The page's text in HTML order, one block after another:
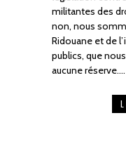
militantes des
non, nous
Ridouane et de
publics, que
aucune réserve.…